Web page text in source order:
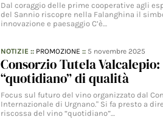
Dal coraggio delle prime cooperative agli
del Sannio riscopre nella Falanghina il
innovazione e paesaggio C’è…
NOTIZIE :: PROMOZIONE :: 5 novembre 2025
Consorzio Tutela
“quotidiano” di qualità
Focus sul futuro del vino organizzato dal
Internazionale di Urgnano." Si fa presto a
riscossa del vino “quotidiano”…